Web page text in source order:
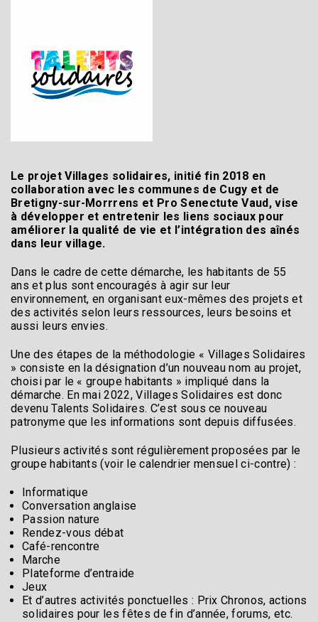
Le projet Villages solidaires, initié fin 2018 en
collaboration avec les communes de Cugy et de
Bretigny-sur-Morrrens et Pro Senectute Vaud, vise
à développer et entretenir les liens sociaux pour
améliorer la qualité de vie et l’intégration des aînés
dans leur village.
Dans le cadre de cette démarche, les habitants de 55
ans et plus sont encouragés à agir sur leur
environnement, en organisant eux-mêmes des projets et
des activités selon leurs ressources, leurs besoins et
aussi leurs envies.
Une des étapes de la méthodologie « Villages Solidaires
» consiste en la désignation d’un nouveau nom au projet,
choisi par le « groupe habitants » impliqué dans la
démarche. En mai 2022, Villages Solidaires est donc
devenu Talents Solidaires. C’est sous ce nouveau
patronyme que les informations sont depuis diffusées.
Plusieurs activités sont régulièrement proposées par le
groupe habitants (voir le calendrier mensuel ci-contre) :
Informatique
Conversation anglaise
Passion nature
Rendez-vous débat
Café-rencontre
Marche
Plateforme d’entraide
Jeux
Et d’autres activités ponctuelles : Prix Chronos, actions
solidaires pour les fêtes de fin d’année, forums, etc.